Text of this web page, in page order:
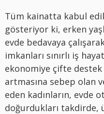
Tüm kainatta kabul
gösteriyor ki, erken
evde bedavaya
imkanları sınırlı iş
ekonomiye çifte
artmasına sebep olan
eden kadınların, evde
doğurdukları takdirde,